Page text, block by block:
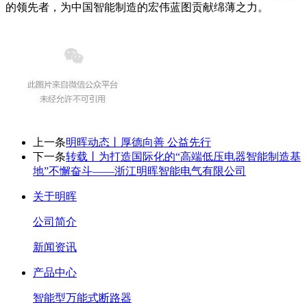
的领先者，为中国智能制造的宏伟蓝图贡献绵薄之力。
上一条明晖动态丨厚德向善 公益先行
下一条转载丨为打造国际化的“高端低压电器智能制造基
地”不懈奋斗——浙江明晖智能电气有限公司
关于明晖
公司简介
新闻资讯
产品中心
智能型万能式断路器